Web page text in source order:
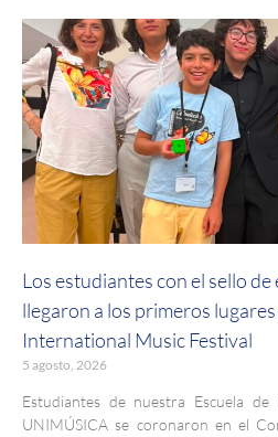
Los estudiantes con el sello
llegaron a los primeros
International Music Festival
5 agosto, 2026
Estudiantes de nuestra Escuela
UNIMÚSICA se coronaron en el